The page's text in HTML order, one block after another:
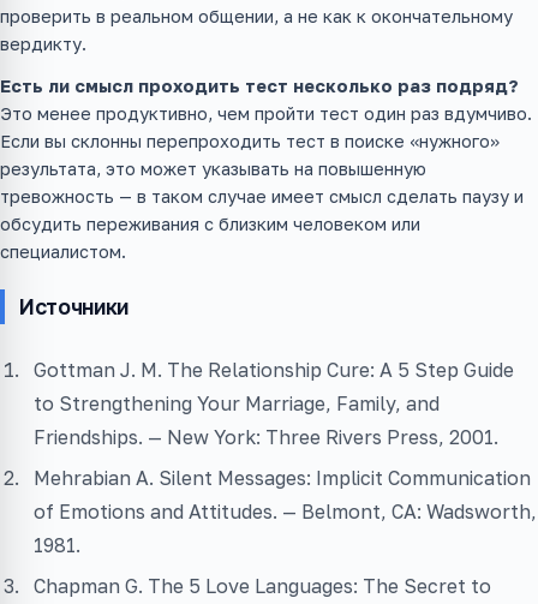
проверить в реальном общении, а не как к окончательному
вердикту.
Есть ли смысл проходить тест несколько раз подряд?
Это менее продуктивно, чем пройти тест один раз вдумчиво.
Если вы склонны перепроходить тест в поиске «нужного»
результата, это может указывать на повышенную
тревожность — в таком случае имеет смысл сделать паузу и
обсудить переживания с близким человеком или
специалистом.
Источники
Gottman J. M. The Relationship Cure: A 5 Step Guide
to Strengthening Your Marriage, Family, and
Friendships. — New York: Three Rivers Press, 2001.
Mehrabian A. Silent Messages: Implicit Communication
of Emotions and Attitudes. — Belmont, CA: Wadsworth,
1981.
Chapman G. The 5 Love Languages: The Secret to